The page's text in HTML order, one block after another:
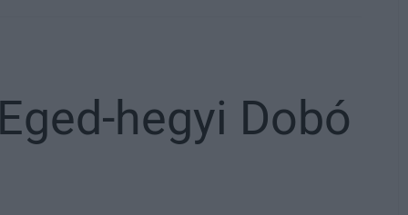
hegyi Dobó